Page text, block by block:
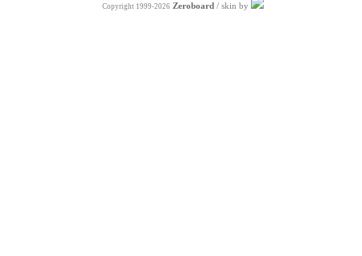
Copyright 1999-2026 Zeroboard / skin by